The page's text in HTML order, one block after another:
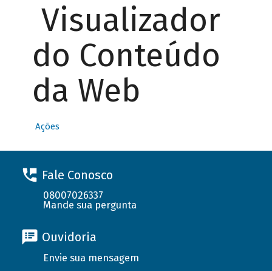
Visualizador
do Conteúdo
da Web
Ações
Fale Conosco
08007026337
Mande sua pergunta
Ouvidoria
Envie sua mensagem